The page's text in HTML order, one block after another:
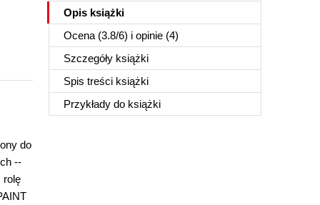
Opis książki
Ocena (3.8/6) i opinie (4)
Szczegóły książki
Spis treści książki
Przykłady do książki
do
--
rolę